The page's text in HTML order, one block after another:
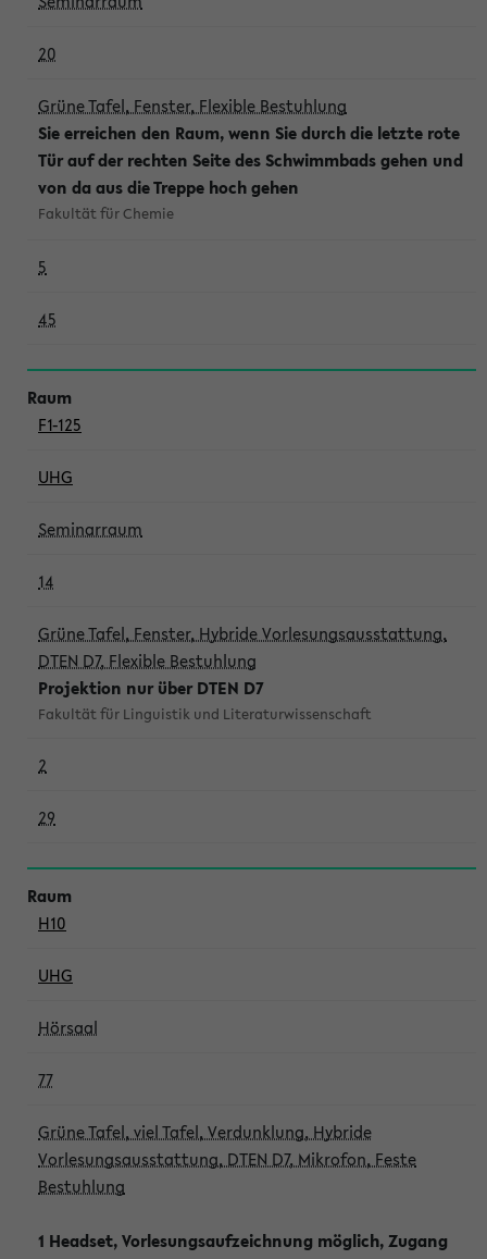
20
Grüne Tafel, Fenster, Flexible Bestuhlung
Sie erreichen den Raum, wenn Sie durch die letzte rote
Tür auf der rechten Seite des Schwimmbads gehen und
von da aus die Treppe hoch gehen
Fakultät für Chemie
5
45
F1-125
UHG
Seminarraum
14
Grüne Tafel, Fenster, Hybride Vorlesungsausstattung,
DTEN D7, Flexible Bestuhlung
Projektion nur über DTEN D7
Fakultät für Linguistik und Literaturwissenschaft
2
29
H10
UHG
Hörsaal
77
Grüne Tafel, viel Tafel, Verdunklung, Hybride
Vorlesungsausstattung, DTEN D7, Mikrofon, Feste
Bestuhlung
1 Headset, Vorlesungsaufzeichnung möglich, Zugang